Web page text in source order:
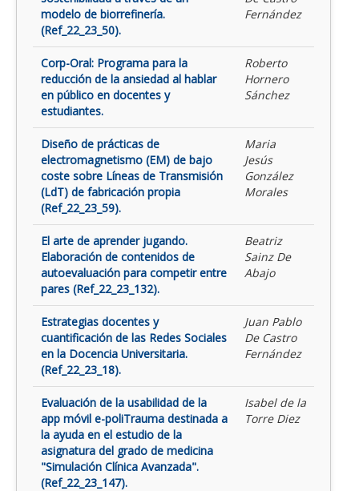
modelo de biorrefinería.
(Ref_22_23_50).
Fernández
Corp-Oral: Programa para la
reducción de la ansiedad al hablar
en público en docentes y
estudiantes.
Roberto
Hornero
Sánchez
Diseño de prácticas de
electromagnetismo (EM) de bajo
coste sobre Líneas de Transmisión
(LdT) de fabricación propia
(Ref_22_23_59).
Maria
Jesús
González
Morales
El arte de aprender jugando.
Elaboración de contenidos de
autoevaluación para competir entre
pares (Ref_22_23_132).
Beatriz
Sainz De
Abajo
Estrategias docentes y
cuantificación de las Redes Sociales
en la Docencia Universitaria.
(Ref_22_23_18).
Juan Pablo
De Castro
Fernández
Evaluación de la usabilidad de la
app móvil e-poliTrauma destinada a
la ayuda en el estudio de la
asignatura del grado de medicina
"Simulación Clínica Avanzada".
(Ref_22_23_147).
Isabel de la
Torre Diez